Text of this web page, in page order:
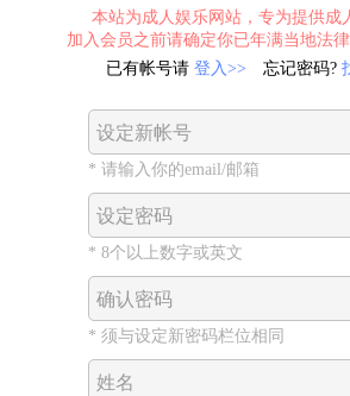
本站为成人娱乐网站，专为提供成
加入会员之前请确定你已年满当地法
已有帐号请 登入>> 忘记密码?
设定新帐号
* 请输入你的email/邮箱
设定密码
* 8个以上数字或英文
确认密码
* 须与设定新密码栏位相同
姓名